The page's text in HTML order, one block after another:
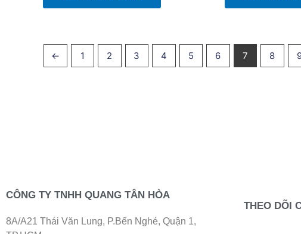
← 1 2 3 4 5 6 7 8
CÔNG TY TNHH QUANG TÂN HÒA
8A/A21 Thái Văn Lung, P.Bến Nghé, Quận 1,
THEO DÕI